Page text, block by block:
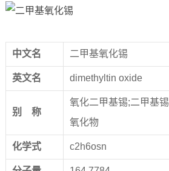
中文名 二甲基氧化锡
英文名 dimethyltin oxide
别 称
氧化二甲基锡;二甲基锡
氧化物
化学式 c2h6osn